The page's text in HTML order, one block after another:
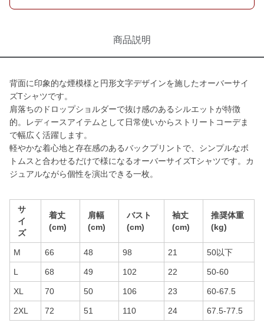
商品説明
背面に印象的な煙模様と円形文字デザインを施したオーバーサイ
ズTシャツです。
肩落ちのドロップショルダーで抜け感のあるシルエットが特徴
的。レディースアイテムとして日常使いからストリートコーデま
で幅広く活躍します。
軽やかな着心地と存在感のあるバックプリントで、シンプルなボ
トムスと合わせるだけで様になるオーバーサイズTシャツです。カ
ジュアルながら個性を演出できる一枚。
サ
イ
ズ
着丈
(cm)
肩幅
(cm)
バスト
(cm)
袖丈
(cm)
推奨体重
(kg)
M 66 48 98 21 50以下
L 68 49 102 22 50-60
XL 70 50 106 23 60-67.5
2XL 72 51 110 24 67.5-77.5